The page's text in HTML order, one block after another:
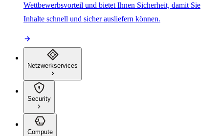
Wettbewerbsvorteil und bietet Ihnen Sicherheit, damit Sie
Inhalte schnell und sicher ausliefern können.
Netzwerkservices
Security
Compute